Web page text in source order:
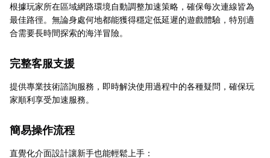
根據玩家所在區域網路環境自動調整加速策略，確保每次連線皆為
最佳路徑。無論身處何地都能獲得穩定低延遲的遊戲體驗，特別適
合需要長時間探索的海洋冒險。
完整客服支援
提供專業技術諮詢服務，即時解決使用過程中的各種疑問，確保玩
家順利享受加速服務。
簡易操作流程
直覺化介面設計讓新手也能輕鬆上手：